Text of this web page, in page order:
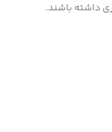
داشته باشند.